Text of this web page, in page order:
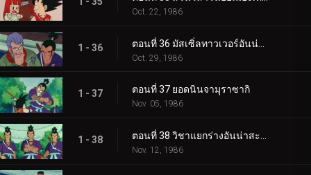
Oct. 22, 1986
1 - 36
Oct. 29, 1986
1 - 37 ตอนที่ 37 ยอดนินจามุราซากิ
Nov. 05, 1986
1 - 38
Nov. 12, 1986